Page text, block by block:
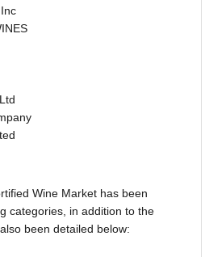
Wine Market has been
categories, in addition to the
been detailed below: